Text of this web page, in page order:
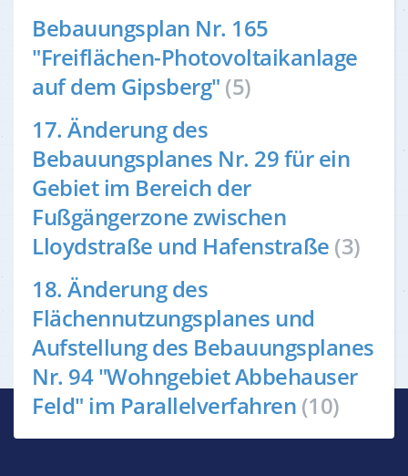
Bebauungsplan Nr. 165
"Freiflächen-Photovoltaikanlage
auf dem Gipsberg" (5)
17. Änderung des
Bebauungsplanes Nr. 29 für ein
Gebiet im Bereich der
Fußgängerzone zwischen
Lloydstraße und Hafenstraße (3)
18. Änderung des
Flächennutzungsplanes und
Aufstellung des Bebauungsplanes
Nr. 94 "Wohngebiet Abbehauser
Feld" im Parallelverfahren (10)